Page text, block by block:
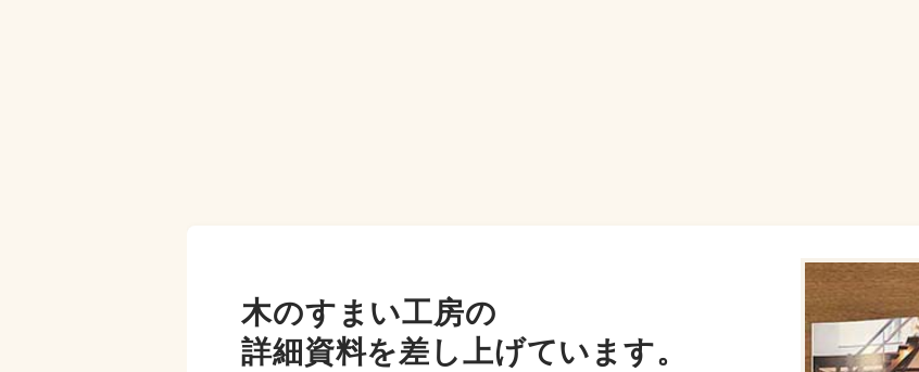
木のすまい工房の
詳細資料を差し上げています。